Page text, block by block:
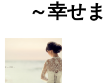
～幸せ